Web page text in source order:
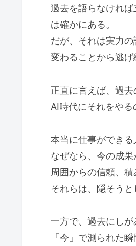
過去を語らなけれ
は確かにある。
だが、それは実力の
変わることから逃げ
正直に言えば、過
AI時代にそれをやる
本当に仕事ができる
なぜなら、今の成果
周囲からの信頼、積
それらは、隠そうと
一方で、過去にしが
「今」で測られた